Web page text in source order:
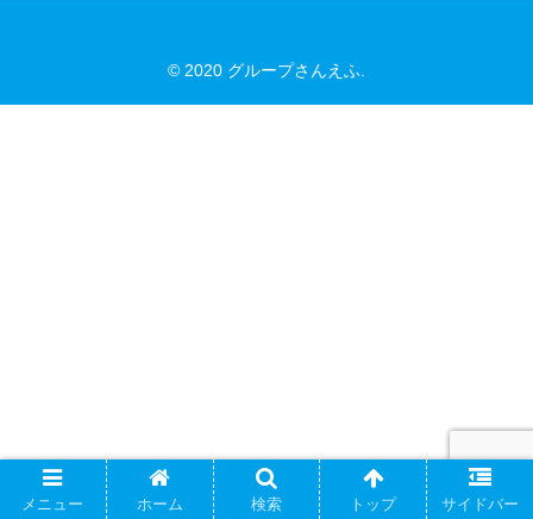
© 2020 グループさんえふ.
メニュー ホーム 検索 トップ サイドバー